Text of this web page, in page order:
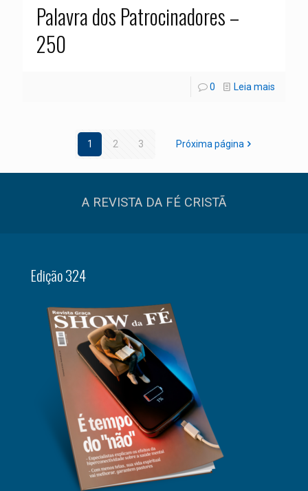
Palavra dos Patrocinadores –
250
0 Leia mais
1 2 3 Próxima página
A REVISTA DA FÉ CRISTÃ
Edição 324